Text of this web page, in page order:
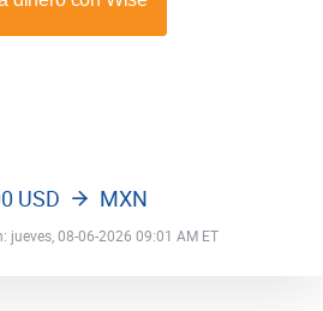
08-06-2026 09:01 AM ET
USD MXN